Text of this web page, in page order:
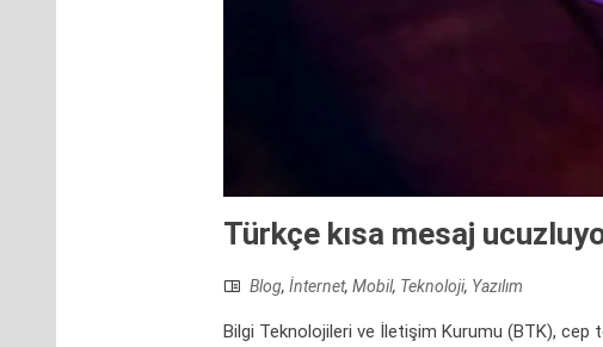
Türkçe kısa mesaj
Blog, İnternet, Mobil, Teknoloji, Yazılım
Bilgi Teknolojileri ve İletişim Kurumu (BTK),